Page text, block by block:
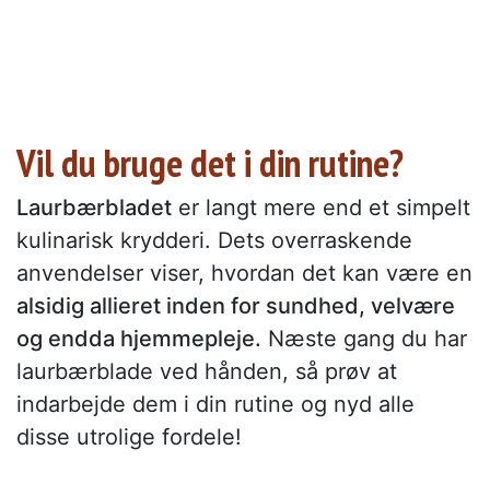
Vil du bruge det i din rutine?
Laurbærbladet er langt mere end et simpelt
kulinarisk krydderi. Dets overraskende
anvendelser viser, hvordan det kan være en
alsidig allieret inden for sundhed, velvære
og endda hjemmepleje. Næste gang du har
laurbærblade ved hånden, så prøv at
indarbejde dem i din rutine og nyd alle
disse utrolige fordele!